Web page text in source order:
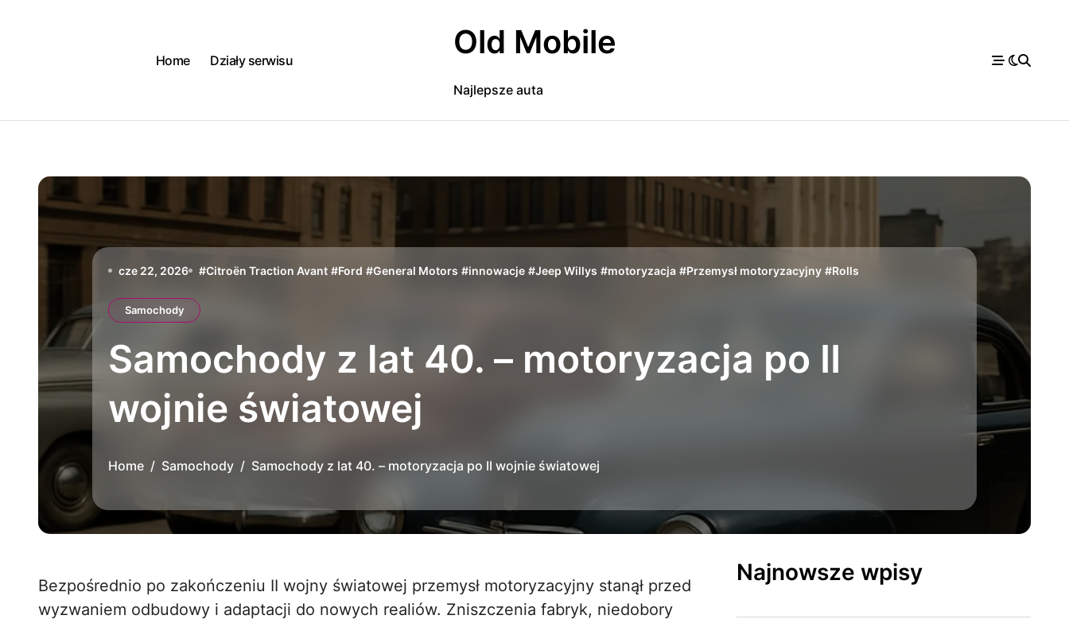
Home
Działy serwisu Old Mobile
Najlepsze auta
cze 22, 2026 #Citroën Traction Avant #Ford #General Motors #innowacje #Jeep Willys #motoryzacja #Przemysł motoryzacyjny #Rolls
Samochody
Samochody z lat 40. – motoryzacja po II
wojnie światowej
Home Samochody Samochody z lat 40. – motoryzacja po II wojnie światowej
Bezpośrednio po zakończeniu II wojny światowej przemysł motoryzacyjny stanął przed
wyzwaniem odbudowy i adaptacji do nowych realiów. Zniszczenia fabryk, niedobory
Najnowsze wpisy